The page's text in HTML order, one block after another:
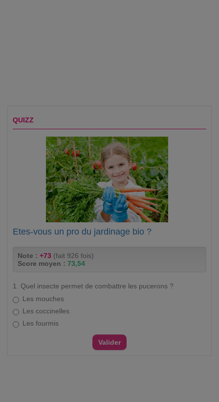
QUIZZ
Etes-vous un pro du jardinage bio ?
Note : +73 (fait 926 fois)
Score moyen : 73,54
1. Quel insecte permet de combattre les pucerons ?
Les mouches
Les coccinelles
Les fourmis